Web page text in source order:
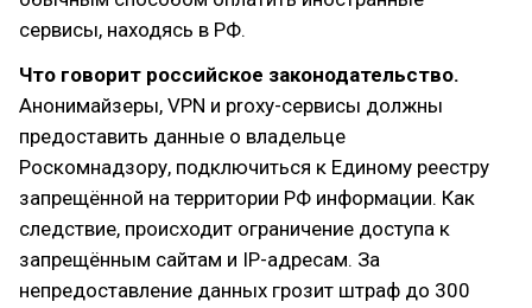
сервисы, находясь в РФ.
Что говорит российское законодательство.
Анонимайзеры, VPN и proxy-сервисы должны
предоставить данные о владельце
Роскомнадзору, подключиться к Единому реестру
запрещённой на территории РФ информации. Как
следствие, происходит ограничение доступа к
запрещённым сайтам и IP-адресам. За
непредоставление данных грозит штраф до 300